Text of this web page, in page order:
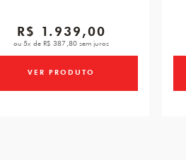
R$ 1.939,00
ou 5x de R$ 387,80 sem juros
VER PRODUTO